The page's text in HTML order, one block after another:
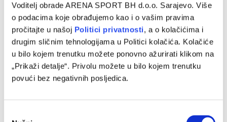
Voditelj obrade ARENA SPORT BH d.o.o. Sarajevo. Više
o podacima koje obrađujemo kao i o vašim pravima
pročitajte u našoj Politici privatnosti, a o kolačićima i
drugim sličnim tehnologijama u Politici kolačića. Kolačiće
u bilo kojem trenutku možete ponovno ažurirati klikom na
„Prikaži detalje“. Privolu možete u bilo kojem trenutku
povući bez negativnih posljedica.
Vezista reprezentacije BiH želja hrvatskog velikana
05/08/2026